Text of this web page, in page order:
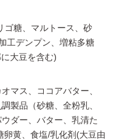
ゴ糖、マルトース、砂
工デンプン、増粘多糖
大豆を含む)
マス、ココアバター、
製品（砂糖、全粉乳、
ダー、バター、乳清た
卵黄、食塩/乳化剤(大豆由